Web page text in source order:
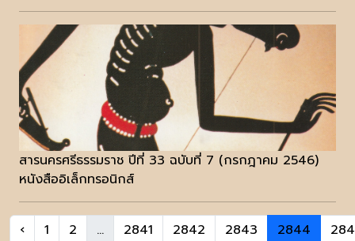
สารนครศรีธรรมราช ปีที่ 33 ฉบับที่ 7 (กรกฎาคม 2546)
หนังสืออิเล็กทรอนิกส์
‹ 1 2 ... 2841 2842 2843 2844